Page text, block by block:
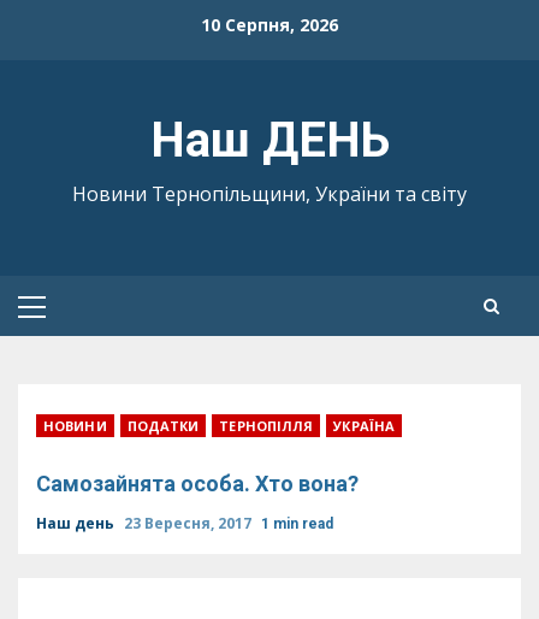
10 Серпня, 2026
Наш ДЕНЬ
Новини Тернопільщини, України та світу
Primary
НОВИНИ ПОДАТКИ ТЕРНОПІЛЛЯ УКРАЇНА
Самозайнята особа. Хто вона?
Наш день 23 Вересня, 2017 1 min read